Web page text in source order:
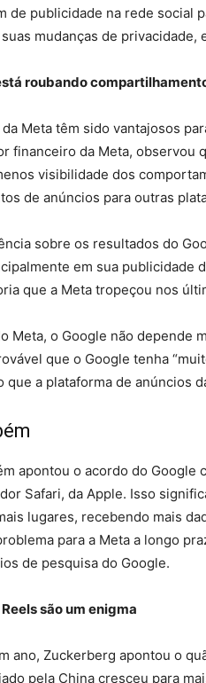
de publicidade na rede social
mudanças de privacidade,
roubando
Meta têm sido vantajosos
financeiro da Meta, observou
visibilidade dos
de anúncios para outras
sobre os resultados do
em sua publicidade
que a Meta tropeçou nos
Meta, o Google não depende
que o Google tenha
que a plataforma de anúncios
apontou o acordo do Google
Safari, da Apple. Isso
lugares, recebendo mais
para a Meta a longo
de pesquisa do Google.
são um enigma
ano, Zuckerberg apontou o
pela China cresceu para